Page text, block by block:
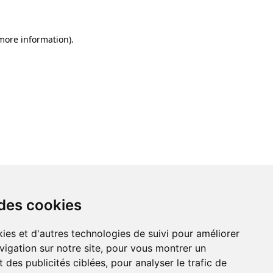
cookies
et d'autres technologies de suivi pour améliorer
sur notre site, pour vous montrer un
des publicités ciblées, pour analyser le trafic de
information).